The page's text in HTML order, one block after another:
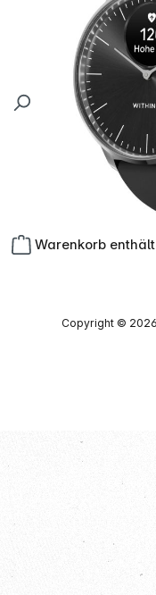
Warenkorb
Copyright © 2026